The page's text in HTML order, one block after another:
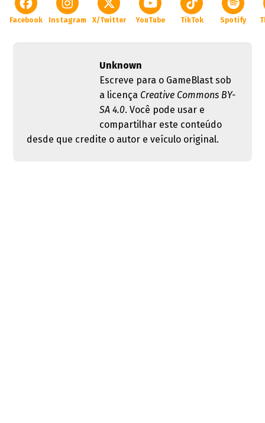
Facebook Instagram X/Twitter YouTube TikTok Spotify
Unknown
Escreve para o GameBlast sob
a licença Creative Commons BY-
SA 4.0. Você pode usar e
compartilhar este conteúdo
desde que credite o autor e veículo original.